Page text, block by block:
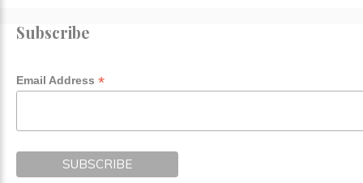
Subscribe
Email Address *